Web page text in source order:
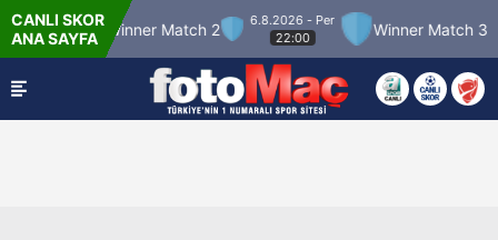
CANLI SKOR
ANA SAYFA
Winner Match 2
6.8.2026 - Per
22:00
Winner Match 3 SP Tre